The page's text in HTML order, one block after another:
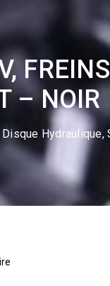
– NOIR